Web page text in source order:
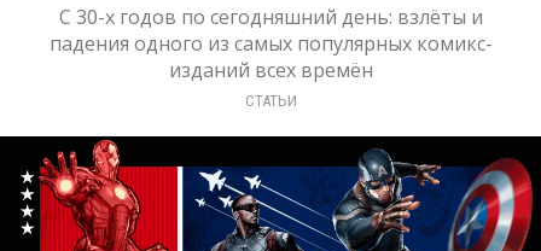
С 30-х годов по сегодняшний день: взлёты и
падения одного из самых популярных комикс-
изданий всех времён
СТАТЬИ